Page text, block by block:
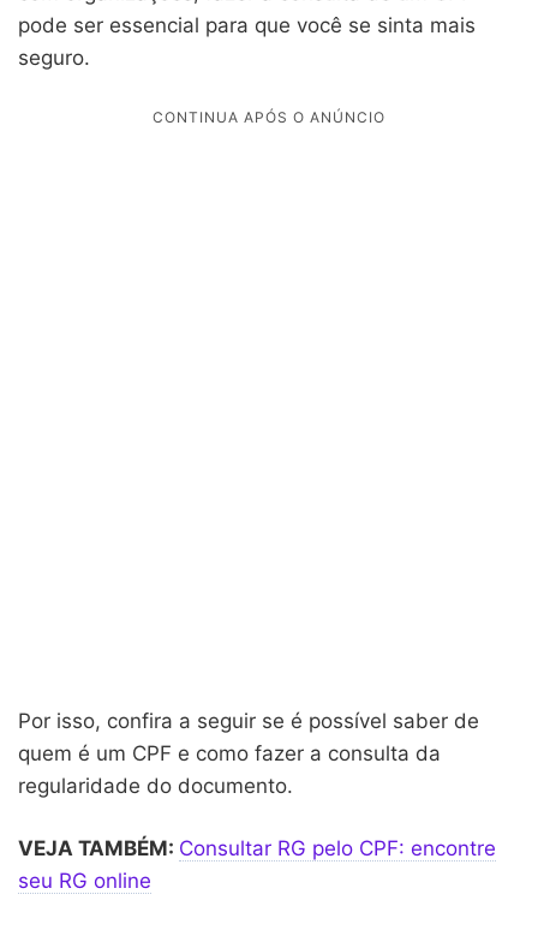
pode ser essencial para que você se sinta mais
seguro.
Por isso, confira a seguir se é possível saber de
quem é um CPF e como fazer a consulta da
regularidade do documento.
VEJA TAMBÉM: Consultar RG pelo CPF: encontre
seu RG online